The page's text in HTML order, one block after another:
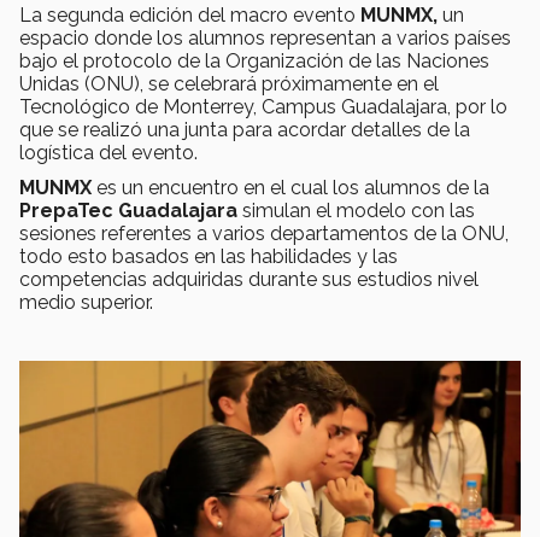
La segunda edición del macro evento MUNMX, un
espacio donde los alumnos representan a varios países
bajo el protocolo de la Organización de las Naciones
Unidas (ONU), se celebrará próximamente en el
Tecnológico de Monterrey, Campus Guadalajara, por lo
que se realizó una junta para acordar detalles de la
logística del evento.
MUNMXes un encuentro en el cual los alumnos de la
PrepaTec Guadalajara simulan el modelo con las
sesiones referentes a varios departamentos de la ONU,
todo esto basados en las habilidades y las
competencias adquiridas durante sus estudios nivel
medio superior.